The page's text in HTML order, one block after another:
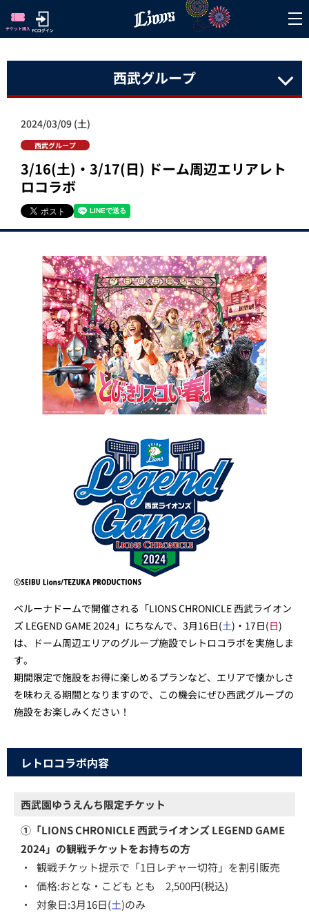
西武グループ
2024/03/09 (土)
西武グループ
3/16(土)・3/17(日) ドーム周辺エリアレト
ロコラボ
ベルーナドームで開催される「LIONS CHRONICLE 西武ライオン
ズ LEGEND GAME 2024」にちなんで、3月16日(土)・17日(日)
は、ドーム周辺エリアのグループ施設でレトロコラボを実施しま
す。
期間限定で施設をお得に楽しめるプランなど、エリアで懐かしさ
を味わえる期間となりますので、この機会にぜひ西武グループの
施設をお楽しみください！
レトロコラボ内容
西武園ゆうえんち限定チケット
①「LIONS CHRONICLE 西武ライオンズ LEGEND GAME
2024」の観戦チケットをお持ちの方
・
観戦チケット提示で「1日レヂャー切符」を割引販売
・
価格:おとな・こども とも 2,500円(税込)
・
対象日:3月16日(土)のみ